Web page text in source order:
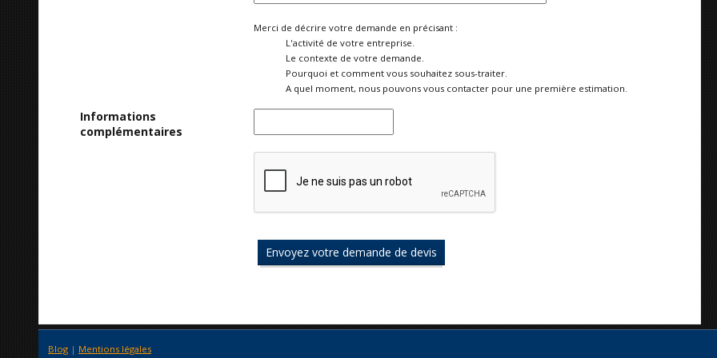
Merci de décrire votre demande en précisant :
L'activité de votre entreprise.
Le contexte de votre demande.
Pourquoi et comment vous souhaitez sous-traiter.
A quel moment, nous pouvons vous contacter pour une première estimation.
Informations
complémentaires
Blog | Mentions légales